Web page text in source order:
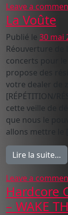
Leave a
La Voûte
Publié le 30 mai
Réouverture de
concerts pour
propose des
votre dealer de
[RÉPÉTITION/
cette veille de
que nous le
allons mettre le
Lire la suite…
Leave a
Hardcore
– WAKE